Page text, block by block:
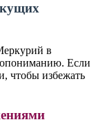
в
Если
чтобы избежать